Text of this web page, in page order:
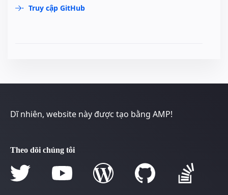
Truy cập GitHub
Dĩ nhiên, website này được tạo bằng AMP!
Theo dõi chúng tôi